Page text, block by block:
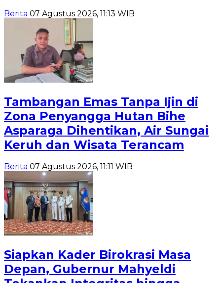
Berita 07 Agustus 2026, 11:13 WIB
Tambangan Emas Tanpa Ijin di
Zona Penyangga Hutan Bihe
Asparaga Dihentikan, Air Sungai
Keruh dan Wisata Terancam
Berita 07 Agustus 2026, 11:11 WIB
Siapkan Kader Birokrasi Masa
Depan, Gubernur Mahyeldi